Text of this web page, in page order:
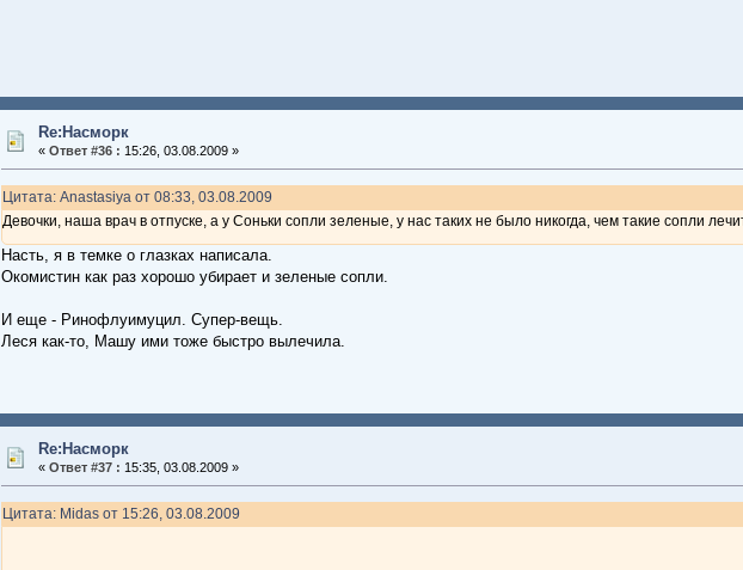
Re:Насморк
« Ответ #36 : 15:26, 03.08.2009 »
Цитата: Anastasiya от 08:33, 03.08.2009
Девочки, наша врач в отпуске, а у Соньки сопли зеленые, у нас таких не было никогда, чем такие сопли
Насть, я в темке о глазках написала.
Окомистин как раз хорошо убирает и зеленые сопли.
И еще - Ринофлуимуцил. Супер-вещь.
Леся как-то, Машу ими тоже быстро вылечила.
Re:Насморк
« Ответ #37 : 15:35, 03.08.2009 »
Цитата: Midas от 15:26, 03.08.2009